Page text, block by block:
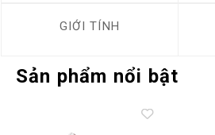
GIỚI TÍNH
Sản phẩm nổi bật